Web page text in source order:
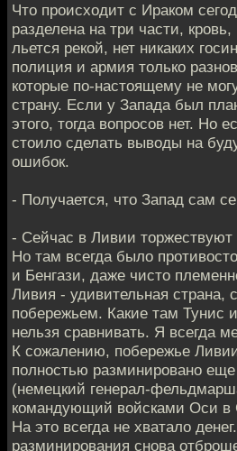
Что происходит с Ираком
разделена на три части, кровь,
льется рекой, нет никаких
полиция и армия только
которые по-настоящему не
страну. Если у Запада был
этого, тогда вопросов нет. Но
стоило сделать выводы на
ошибок.
- Получается, что Запад сам
- Сейчас в Ливии торжествуют
Но там всегда было
и Бенгази, даже чисто
Ливия - удивительная страна,
побережьем. Какие там Тунис
нельзя сравнивать. Я всегда
К сожалению, побережье
полностью разминировано
(немецкий генерал-
командующий войсками Оси в
На это всегда не хватало
разминирования снова